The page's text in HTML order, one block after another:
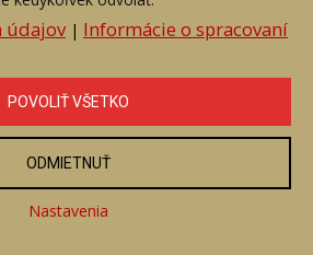
Rovnováha
položky: 158309
Cena:1 600 €
údajov| Informácie o spracovaní
POVOLIŤ VŠETKO
ODMIETNUŤ
Nastavenia